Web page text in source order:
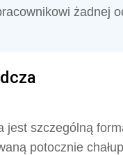
żadnej
jest szczególną
potocznie